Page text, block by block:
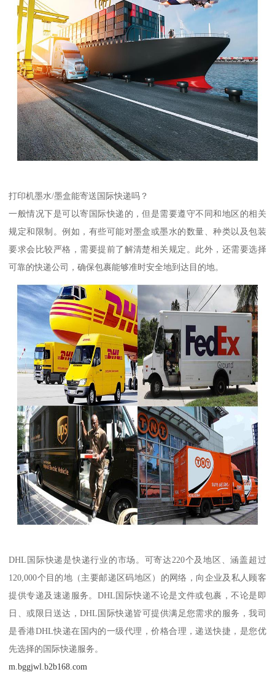
打印机墨水/墨盒能寄送国际快递吗？
一般情况下是可以寄国际快递的，但是需要遵守不同和地区的相关
规定和限制。例如，有些可能对墨盒或墨水的数量、种类以及包装
要求会比较严格，需要提前了解清楚相关规定。此外，还需要选择
可靠的快递公司，确保包裹能够准时安全地到达目的地。
DHL国际快递是快递行业的市场。可寄达220个及地区、涵盖超过
120,000个目的地（主要邮递区码地区）的网络，向企业及私人顾客
提供专递及速递服务。DHL国际快递不论是文件或包裹，不论是即
日、或限日送达，DHL国际快递皆可提供满足您需求的服务，我司
是香港DHL快递在国内的一级代理，价格合理，递送快捷，是您优
先选择的国际快递服务。
m.bggjwl.b2b168.com